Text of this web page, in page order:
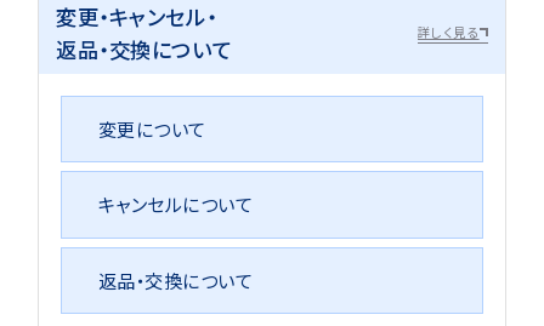
変更・キャンセル・
返品・交換について
詳しく見る
変更について
キャンセルについて
返品・交換について